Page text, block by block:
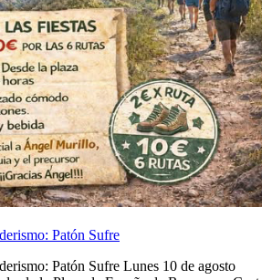
Patón Sufre
Patón Sufre Lunes 10 de agosto